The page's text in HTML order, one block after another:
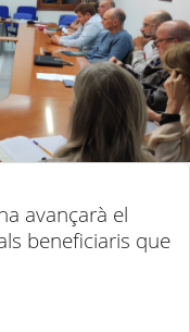
avançarà el
beneficiaris que